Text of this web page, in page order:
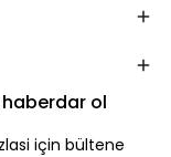
ol
için bültene